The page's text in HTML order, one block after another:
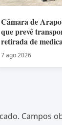
Câmara de
que prevê
retirada de
7 ago 2026
Campos